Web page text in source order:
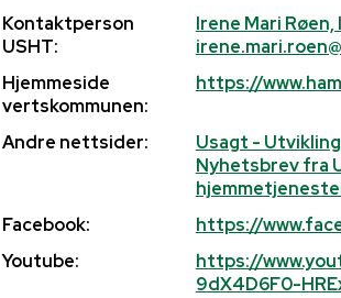
Kontaktperson
USHT:
Irene Mari Røen,
Hjemmeside
vertskommunen:
https://
Andre nettsider:
Usagt -
Nyhetsbrev fra
Facebook:
https://
Youtube:
https://
9dX4D6F0-